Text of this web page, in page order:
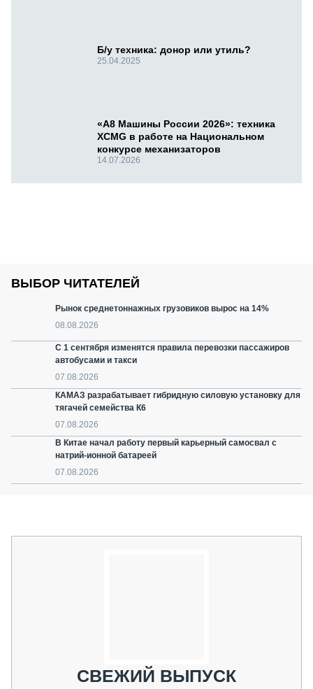
Б/у техника: донор или утиль?
25.04.2025
«А8 Машины России 2026»: техника
XCMG в работе на Национальном
конкурсе механизаторов
14.07.2026
ВЫБОР ЧИТАТЕЛЕЙ
Рынок среднетоннажных грузовиков вырос на 14%
08.08.2026
С 1 сентября изменятся правила перевозки пассажиров
автобусами и такси
07.08.2026
КАМАЗ разрабатывает гибридную силовую установку для
тягачей семейства К6
07.08.2026
В Китае начал работу первый карьерный самосвал с
натрий-ионной батареей
07.08.2026
СВЕЖИЙ ВЫПУСК